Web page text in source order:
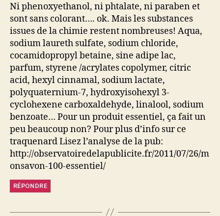
Ni phenoxyethanol, ni phtalate, ni paraben et
sont sans colorant…. ok. Mais les substances
issues de la chimie restent nombreuses! Aqua,
sodium laureth sulfate, sodium chloride,
cocamidopropyl betaine, sine adipe lac,
parfum, styrene /acrylates copolymer, citric
acid, hexyl cinnamal, sodium lactate,
polyquaternium-7, hydroxyisohexyl 3-
cyclohexene carboxaldehyde, linalool, sodium
benzoate… Pour un produit essentiel, ça fait un
peu beaucoup non? Pour plus d’info sur ce
traquenard Lisez l’analyse de la pub:
http://observatoiredelapublicite.fr/2011/07/26/m
onsavon-100-essentiel/
RÉPONDRE